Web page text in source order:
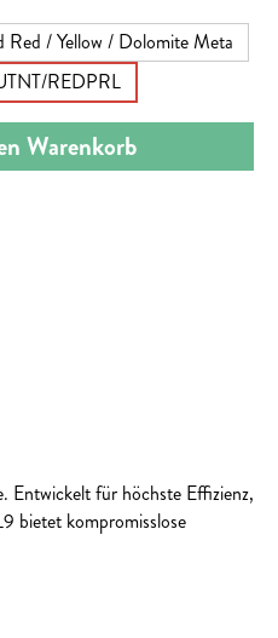
Red / Yellow / Dolomite Meta
REDPRL
Wert ein oder
Warenkorb
Entwickelt für höchste Effizienz,
bietet kompromisslose